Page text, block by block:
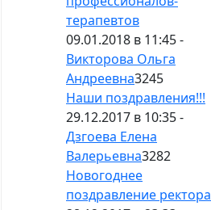
терапевтов
09.01.2018 в 11:45 -
Викторова Ольга
Андреевна3245
Наши поздравления!!!
29.12.2017 в 10:35 -
Дзгоева Елена
Валерьевна3282
Новогоднее
поздравление ректора